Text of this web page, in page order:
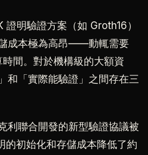
明驗證方案（如 Groth16）
成本極為高昂——動輒需要
間。對於機構級的大額資
和「實際能驗證」之間存在三
利聯合開發的新型驗證協議被
的初始化和存儲成本降低了約